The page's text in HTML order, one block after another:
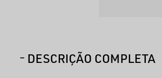
DESCRIÇÃO COMPLETA